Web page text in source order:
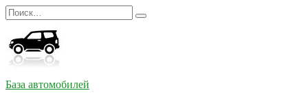
Перейти
к
содержанию
Search
for:
База автомобилей